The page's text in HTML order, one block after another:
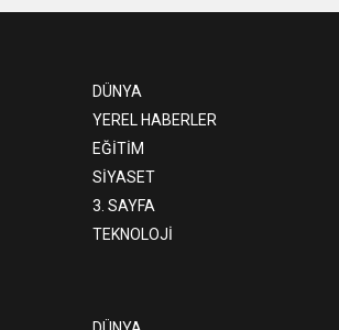
DÜNYA
YEREL HABERLER
EĞİTİM
SİYASET
3. SAYFA
TEKNOLOJİ